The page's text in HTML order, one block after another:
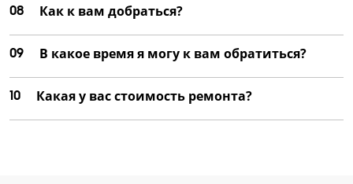
08 Как к вам добраться?
09 В какое время я могу к вам обратиться?
10 Какая у вас стоимость ремонта?